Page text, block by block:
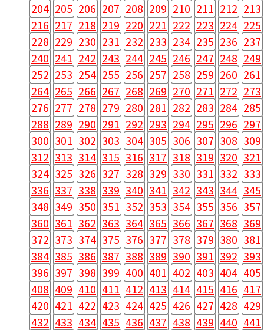
204 205 206 207 208 209 210 211 212 213
216 217 218 219 220 221 222 223 224 225
228 229 230 231 232 233 234 235 236 237
240 241 242 243 244 245 246 247 248 249
252 253 254 255 256 257 258 259 260 261
264 265 266 267 268 269 270 271 272 273
276 277 278 279 280 281 282 283 284 285
288 289 290 291 292 293 294 295 296 297
300 301 302 303 304 305 306 307 308 309
312 313 314 315 316 317 318 319 320 321
324 325 326 327 328 329 330 331 332 333
336 337 338 339 340 341 342 343 344 345
348 349 350 351 352 353 354 355 356 357
360 361 362 363 364 365 366 367 368 369
372 373 374 375 376 377 378 379 380 381
384 385 386 387 388 389 390 391 392 393
396 397 398 399 400 401 402 403 404 405
408 409 410 411 412 413 414 415 416 417
420 421 422 423 424 425 426 427 428 429
432 433 434 435 436 437 438 439 440 441